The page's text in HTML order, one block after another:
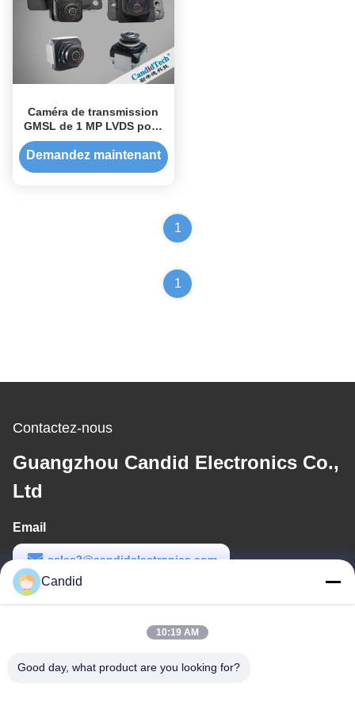
Caméra de transmission
GMSL de 1 MP LVDS pour
360 à l'envers Système de
surveillance 360 AVM
Demandez maintenant
1
1
Contactez-nous
Guangzhou Candid Electronics Co.,
Ltd
Email
sales2@candidelectronics.com
Temps de travail
Candid
10:19 AM
Good day, what product are you looking for?